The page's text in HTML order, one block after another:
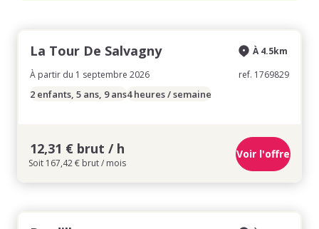
La Tour De Salvagny
À partir du 1 septembre 2026
À 4.5km
ref. 1769829
2 enfants, 5 ans, 9 ans4 heures / semaine
12,31 € brut / h
Soit 167,42 € brut / mois
Voir l'offre